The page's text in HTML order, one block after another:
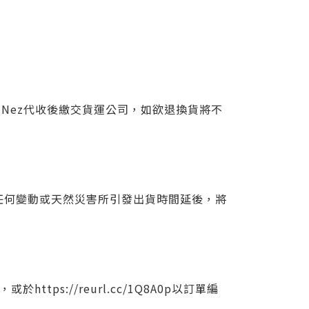
代收後繳交貨運公司，如欲退換貨將不
變動或天然災害所引發出貨時間延後，將
，或於https://reurl.cc/1Q8A0p以訂單編